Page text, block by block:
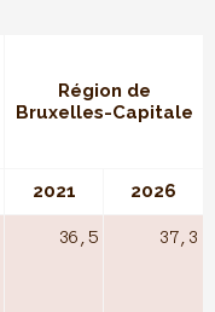
Région de
Bruxelles-Capitale
2021 2026
36,5 37,3